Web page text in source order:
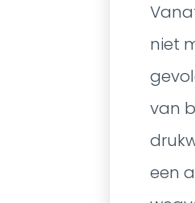
niet
van
een